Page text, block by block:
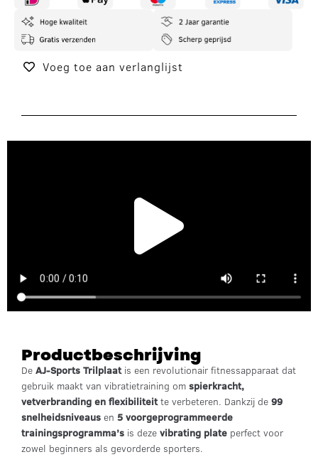
Voeg toe aan verlanglijst
Productbeschrijving
De AJ-Sports Trilplaatis een revolutionair fitnessapparaat dat
gebruik maakt van vibratietraining om spierkracht,
vetverbranding en flexibiliteitte verbeteren. Dankzij de 99
snelheidsniveaus en 5 voorgeprogrammeerde
trainingsprogramma’s is deze vibrating plate perfect voor
zowel beginners als gevorderde sporters.